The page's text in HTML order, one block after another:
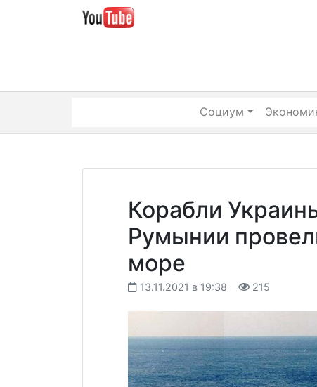
Социум
Корабли
Румынии
море
13.11.2021 в 19:38 215